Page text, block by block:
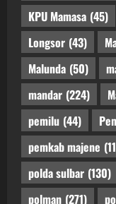
KPU Mamasa (45)
Longsor (43)
Malunda (50)
mandar (224)
pemilu (44)
pemkab majene
polda sulbar (130)
polman (271)